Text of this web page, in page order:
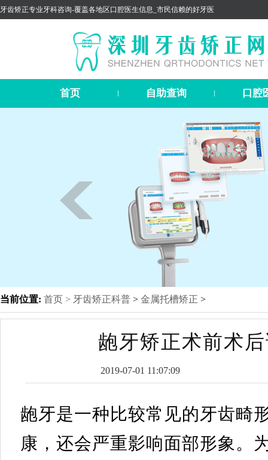
牙齿矫正专业牙科咨询-覆盖各地区口腔医生信息_市民信赖的好牙医
首页 自助查询 口腔
当前位置: 首页 > 牙齿矫正科普 > 金属托槽矫正 >
龅牙矫正术前术
2019-07-01 11:07:09
龅牙是一种比较常见的牙齿畸
康，还会严重影响面部形象。